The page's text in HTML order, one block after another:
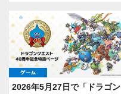
ゲーム
2026年5月27日で「ドラゴン